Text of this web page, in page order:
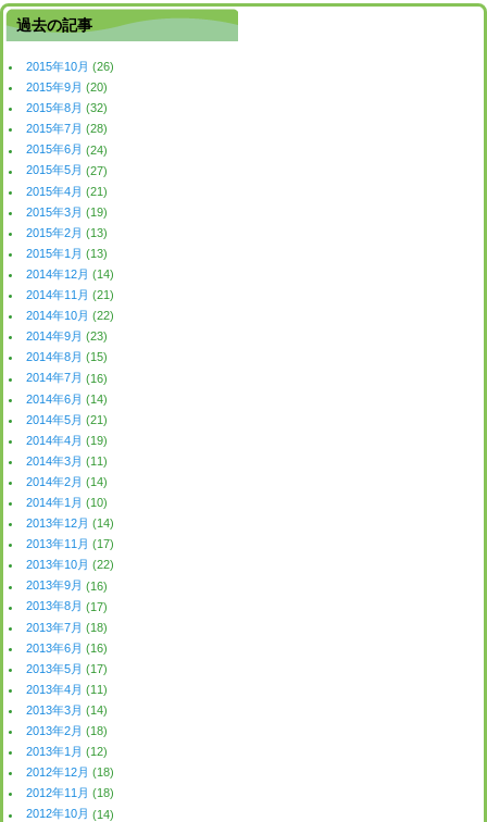
過去の記事
2015年10月 (26)
2015年9月 (20)
2015年8月 (32)
2015年7月 (28)
2015年6月 (24)
2015年5月 (27)
2015年4月 (21)
2015年3月 (19)
2015年2月 (13)
2015年1月 (13)
2014年12月 (14)
2014年11月 (21)
2014年10月 (22)
2014年9月 (23)
2014年8月 (15)
2014年7月 (16)
2014年6月 (14)
2014年5月 (21)
2014年4月 (19)
2014年3月 (11)
2014年2月 (14)
2014年1月 (10)
2013年12月 (14)
2013年11月 (17)
2013年10月 (22)
2013年9月 (16)
2013年8月 (17)
2013年7月 (18)
2013年6月 (16)
2013年5月 (17)
2013年4月 (11)
2013年3月 (14)
2013年2月 (18)
2013年1月 (12)
2012年12月 (18)
2012年11月 (18)
2012年10月 (14)